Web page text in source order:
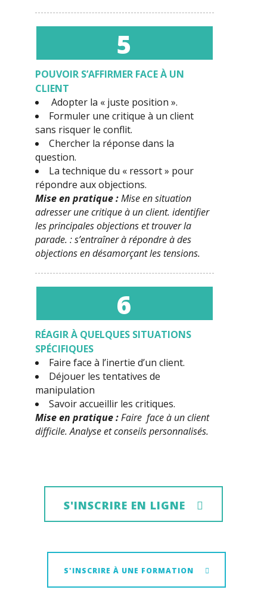
5
POUVOIR S’AFFIRMER FACE À UN
CLIENT
Adopter la « juste position ».
Formuler une critique à un client
sans risquer le conflit.
Chercher la réponse dans la
question.
La technique du « ressort » pour
répondre aux objections.
Mise en pratique :Mise en situation
adresser une critique à un client. identifier
les principales objections et trouver la
parade. : s’entraîner à répondre à des
objections en désamorçant les tensions.
6
RÉAGIR À QUELQUES SITUATIONS
SPÉCIFIQUES
Faire face à l’inertie d’un client.
Déjouer les tentatives de
manipulation
Savoir accueillir les critiques.
Mise en pratique :Faire face à un client
difficile. Analyse et conseils personnalisés.
S'INSCRIRE EN LIGNE
S'INSCRIRE À UNE FORMATION